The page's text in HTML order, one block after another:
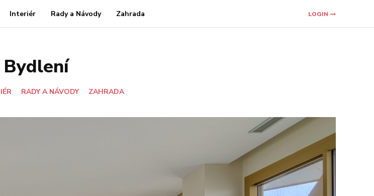
Interiér Rady a Návody Zahrada LOGIN
Bydlení
RADY A NÁVODY ZAHRADA